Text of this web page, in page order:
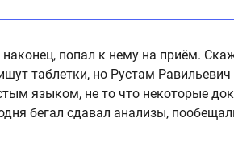
попал к нему на приём.
таблетки, но Рустам
языком, не то что некоторые
бегал сдавал анализы,